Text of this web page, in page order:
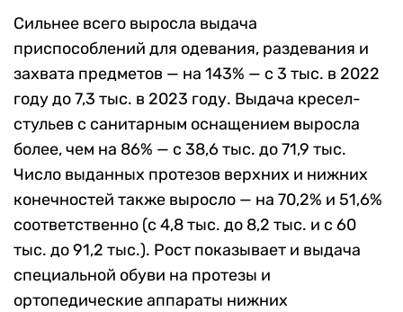
Сильнее всего выросла выдача
приспособлений для одевания, раздевания и
захвата предметов — на 143% — с 3 тыс. в 2022
году до 7,3 тыс. в 2023 году. Выдача кресел-
стульев с санитарным оснащением выросла
более, чем на 86% — с 38,6 тыс. до 71,9 тыс.
Число выданных протезов верхних и нижних
конечностей также выросло — на 70,2% и 51,6%
соответственно (с 4,8 тыс. до 8,2 тыс. и с 60
тыс. до 91,2 тыс.). Рост показывает и выдача
специальной обуви на протезы и
ортопедические аппараты нижних